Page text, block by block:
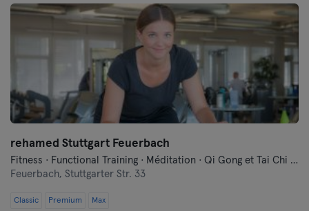
rehamed Stuttgart Feuerbach
Fitness · Functional Training · Méditation · Qi Gong et Tai Chi · Yoga
Feuerbach, Stuttgarter Str. 33
Classic Premium Max